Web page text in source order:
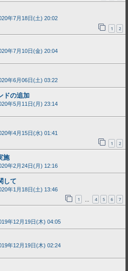
年7月18日(土) 20:02
1 2
年7月10日(金) 20:04
年6月06日(土) 03:22
ドの追加
年5月11日(月) 23:14
年4月15日(水) 01:41
1 2
施
年2月24日(月) 12:16
して
年1月18日(土) 13:46
1 4 5 6 7
年12月19日(木) 04:05
年12月19日(木) 02:24